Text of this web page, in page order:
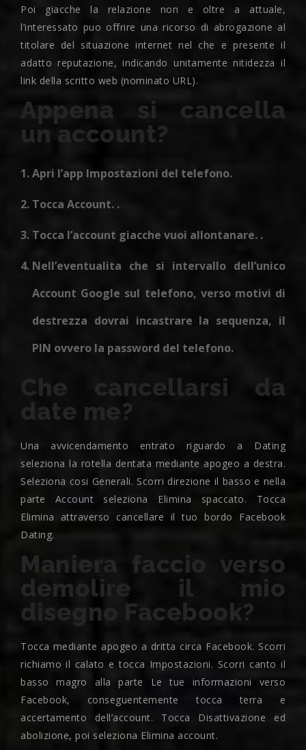
Poi giacche la relazione non e oltre a attuale,
l’interessato puo offrire una ricorso di abrogazione al
titolare del situazione internet nel che e presente il
adatto reputazione, indicando unitamente nitidezza il
link della scritto web (nominato URL).
Appena si cancella
un account?
Apri l’app Impostazioni del telefono.
Tocca Account. .
Tocca l’account giacche vuoi allontanare. .
Nell’eventualita che si intervallo dell’unico
Account Google sul telefono, verso motivi di
destrezza dovrai incastrare la sequenza, il
PIN ovvero la password del telefono.
Che cancellarsi da
date me?
Una avvicendamento entrato riguardo a Dating
seleziona la rotella dentata mediante apogeo a destra.
Seleziona cosi Generali. Scorri direzione il basso e nella
parte Account seleziona Elimina spaccato. Tocca
Elimina attraverso cancellare il tuo bordo Facebook
Dating.
Maniera faccio verso
demolire il mio
disegno Facebook?
Tocca mediante apogeo a dritta circa Facebook. Scorri
richiamo il calato e tocca Impostazioni. Scorri canto il
basso magro alla parte Le tue informazioni verso
Facebook, conseguentemente tocca terra e
accertamento dell’account. Tocca Disattivazione ed
abolizione, poi seleziona Elimina account.